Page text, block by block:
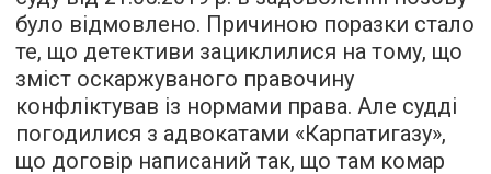
було відмовлено. Причиною поразки стало
те, що детективи зациклилися на тому, що
зміст оскаржуваного правочину
конфліктував із нормами права. Але судді
погодилися з адвокатами «Карпатигазу»,
що договір написаний так, що там комар